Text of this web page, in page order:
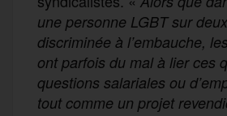
une personne LGBT sur
discriminée à l’embauche,
ont parfois du mal à lier ces
questions salariales ou
tout comme un projet